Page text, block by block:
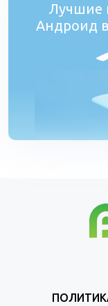
Лучшие
Андроид